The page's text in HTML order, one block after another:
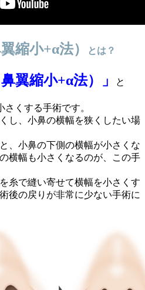
縮小+α法） とは？
翼縮小+α法）」
と
さくする手術です。
し、小鼻の横幅を狭くしたい場
、小鼻の下側の横幅が小さくな
横幅も小さくなるのが、この手
糸で縫い寄せて横幅を小さくす
後の戻りが非常に少ない手術に